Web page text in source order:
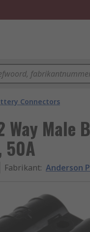
Connectors
Way Male
50A
Fabrikant: Anderson